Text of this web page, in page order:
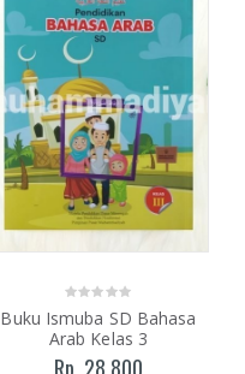
Buku Ismuba SD Bahasa
Arab Kelas 3